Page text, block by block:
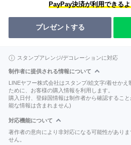
PayPay決済が利用できる
プレゼントする
スタンプアレンジ/デコレーションに対応
制作者に提供される情報について
LINEヤフー株式会社はスタンプ/絵文字/着せか
ために、お客様の購入情報を利用します。
購入日付、登録国情報は制作者から確認するこ
能な情報は含まれません)
対応機能について
著作者の意向により非対応になる可能性があり
せん。